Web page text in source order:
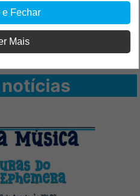
e Fechar
Mais